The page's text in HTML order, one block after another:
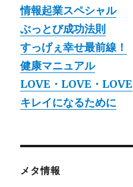
情報起業スペシャル
ぶっとび成功法則
すっげぇ幸せ最前線！
健康マニュアル
LOVE・LOVE・LOVE
キレイになるために
メタ情報